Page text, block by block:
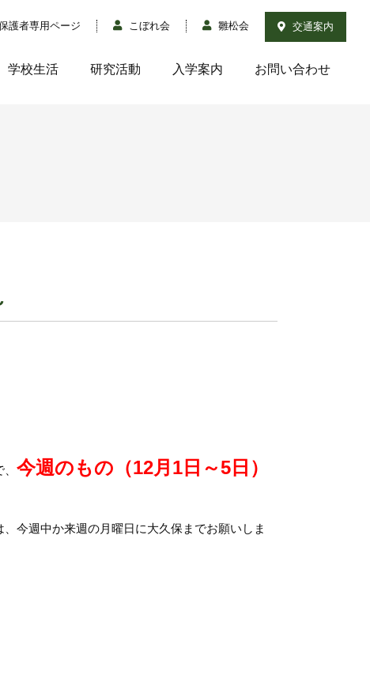
護者専用ページ こぼれ会 雛松会 交通案内
学校生活 研究活動 入学案内 お問い合わせ
今週のもの（12月1日～5日）
今週中か来週の月曜日に大久保までお願いしま